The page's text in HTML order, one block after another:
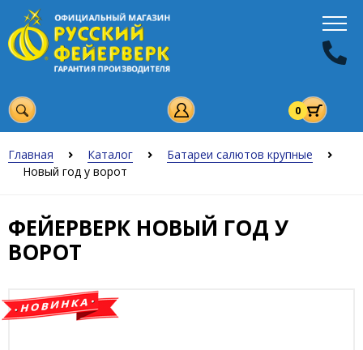
0
Главная Каталог
Батареи салютов крупные
Новый год у ворот
ФЕЙЕРВЕРК НОВЫЙ ГОД У
ВОРОТ